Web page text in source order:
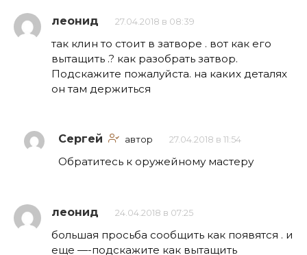
леонид 27.04.2018 в 08:39
так клин то стоит в затворе . вот как его
вытащить .? как разобрать затвор.
Подскажите пожалуйста. на каких деталях
он там держиться
Сергей автор 27.04.2018 в 11:54
Обратитесь к оружейному мастеру
леонид 24.04.2018 в 07:25
большая просьба сообщить как появятся . и
еще —-подскажите как вытащить